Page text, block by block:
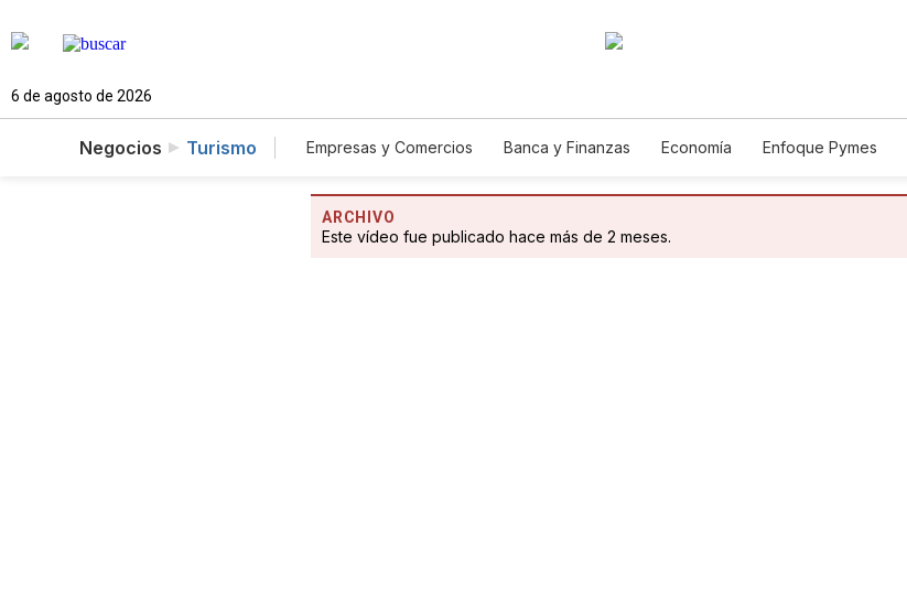
6 de agosto de 2026
Negocios Turismo Empresas y Comercios Banca y Finanzas Economía Enfoque Pymes
ARCHIVO
Este vídeo fue publicado hace más de 2 meses.